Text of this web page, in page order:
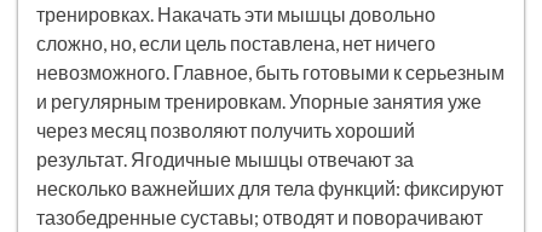
тренировках. Накачать эти мышцы довольно
сложно, но, если цель поставлена, нет ничего
невозможного. Главное, быть готовыми к серьезным
и регулярным тренировкам. Упорные занятия уже
через месяц позволяют получить хороший
результат. Ягодичные мышцы отвечают за
несколько важнейших для тела функций: фиксируют
тазобедренные суставы; отводят и поворачивают